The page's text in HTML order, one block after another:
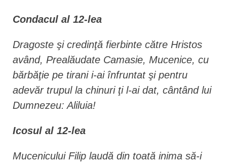
Condacul al 12-lea
Dragoste şi credinţă fierbinte către Hristos
având, Prealăudate Camasie, Mucenice, cu
bărbăţie pe tirani i-ai înfruntat şi pentru
adevăr trupul la chinuri ţi l-ai dat, cântând lui
Dumnezeu: Aliluia!
Icosul al 12-lea
Mucenicului Filip laudă din toată inima să-i